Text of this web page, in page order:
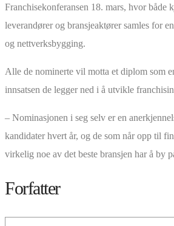
Franchisekonferansen 18. mars, hvor både
leverandører og bransjeaktører samles for
og nettverksbygging.
Alle de nominerte vil motta et diplom som
innsatsen de legger ned i å utvikle
– Nominasjonen i seg selv er en
kandidater hvert år, og de som når opp til
virkelig noe av det beste bransjen har å by
Forfatter